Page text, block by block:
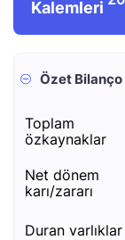
Kalemleri
Özet
toplam
özkaynaklar
net dönem
karı/zararı
duran varliklar